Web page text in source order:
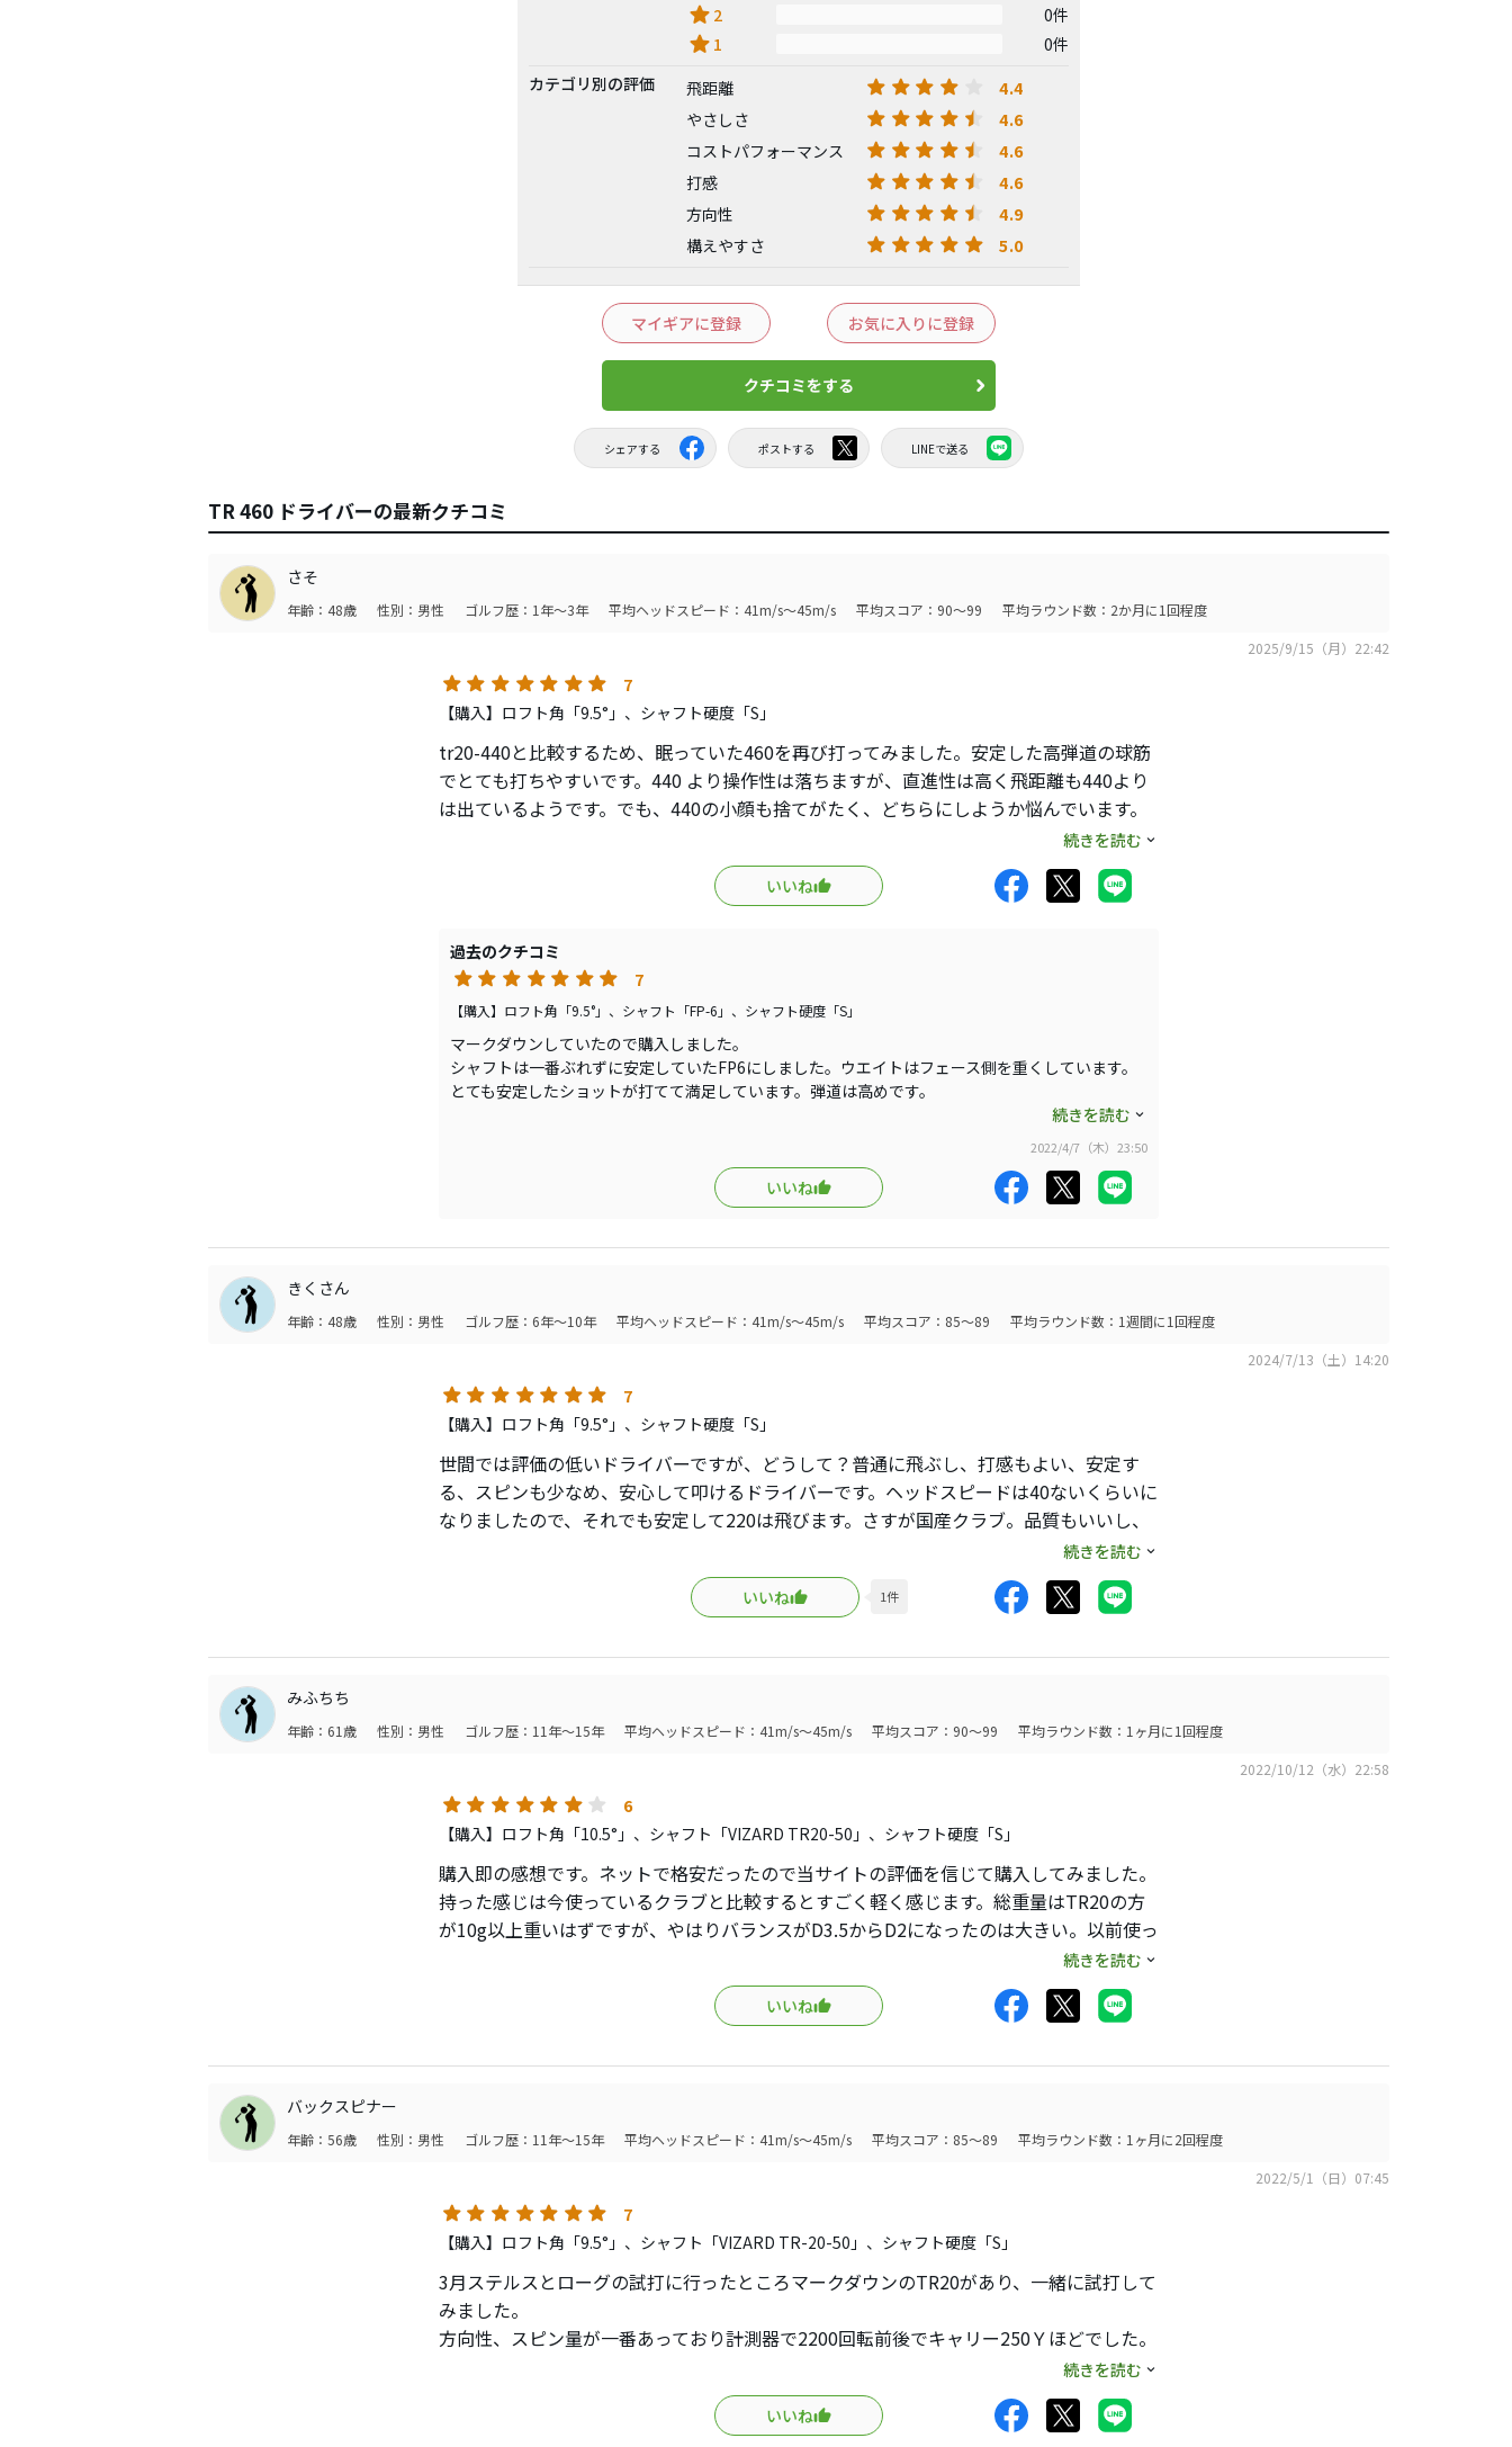
star 2 0件
star 1
0件
カテゴリ別の評価
飛距離 4.4
やさしさ 4.6
コストパフォーマンス 4.6
打感 4.6
方向性 4.9
構えやすさ 5.0
マイギアに登録 お気に入りに登録
クチコミをする
シェアする ポストする LINEで送る
TR 460 ドライバーの最新クチコミ
さそ
年齢：48歳 性別：男性 ゴルフ歴：1年～3年 平均ヘッドスピード：41m/s～45m/s 平均スコア：90～99
平均ラウンド数：2か月に1回程度
2025/9/15（月）22:42
7
【購入】ロフト角「9.5°」、シャフト硬度「S」
tr20-440と比較するため、眠っていた460を再び打ってみました。安定した高弾道の球筋
でとても打ちやすいです。440 より操作性は落ちますが、直進性は高く飛距離も440より
は出ているようです。でも、440の小顔も捨てがたく、どちらにしようか悩んでいます。
TR20はあまりyoutubeでの評判がよくなかったですが、実際打ってみると、安定した球
が打てるいいクラブだと思います。某女子プロもずーっと使っていますので、中古で良い
ものを見つけたら試打してみるといいかもです。
続きを読む
いいね
過去のクチコミ
7
【購入】ロフト角「9.5°」、シャフト「FP-6」、シャフト硬度「S」
マークダウンしていたので購入しました。
シャフトは一番ぶれずに安定していたFP6にしました。ウエイトはフェース側を重くしています。
とても安定したショットが打てて満足しています。弾道は高めです。
続きを読む
2022/4/7（木）23:50
いいね
きくさん
年齢：48歳 性別：男性 ゴルフ歴：6年～10年 平均ヘッドスピード：41m/s～45m/s 平均スコア：85～89
平均ラウンド数：1週間に1回程度
2024/7/13（土）14:20
7
【購入】ロフト角「9.5°」、シャフト硬度「S」
世間では評価の低いドライバーですが、どうして？普通に飛ぶし、打感もよい、安定す
る、スピンも少なめ、安心して叩けるドライバーです。ヘッドスピードは40ないくらいに
なりましたので、それでも安定して220は飛びます。さすが国産クラブ。品質もいいし、
もっと評価してほしい。本間さんを。大手メーカーにゴルフライターが忖度するんですか
続きを読む
いいね 1件
みふちち
年齢：61歳 性別：男性 ゴルフ歴：11年～15年 平均ヘッドスピード：41m/s～45m/s 平均スコア：90～99
平均ラウンド数：1ヶ月に1回程度
2022/10/12（水）22:58
6
【購入】ロフト角「10.5°」、シャフト「VIZARD TR20-50」、シャフト硬度「S」
購入即の感想です。ネットで格安だったので当サイトの評価を信じて購入してみました。
持った感じは今使っているクラブと比較するとすごく軽く感じます。総重量はTR20の方
が10g以上重いはずですが、やはりバランスがD3.5からD2になったのは大きい。以前使っ
てイメージの良かったNIKEのVRSに近いスペックで、トルクも5を超える大きさなのでそ
のイメージに近かったです。打感も柔らかく球離れが弾く感じではないので飛び系ではあ
りませんが、弾道はすごく安定してそれなりの飛びでした。あまり人気無さそうですがも
続きを読む
いいね
バックスピナー
年齢：56歳 性別：男性 ゴルフ歴：11年～15年 平均ヘッドスピード：41m/s～45m/s 平均スコア：85～89
平均ラウンド数：1ヶ月に2回程度
2022/5/1（日）07:45
7
【購入】ロフト角「9.5°」、シャフト「VIZARD TR-20-50」、シャフト硬度「S」
3月ステルスとローグの試打に行ったところマークダウンのTR20があり、一緒に試打して
みました。
方向性、スピン量が一番あっており計測器で2200回転前後でキャリー250Ｙほどでした。
購入後6ラウンドしましたが、実際のラウンドでは、左OBが1度も発生せず、右プッシュ
続きを読む
いいね